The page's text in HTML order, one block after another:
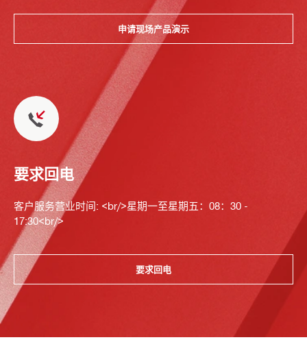
申请现场产品演示
要求回电
客户服务营业时间: <br/>星期一至星期五：08：30 -
17:30<br/>
要求回电